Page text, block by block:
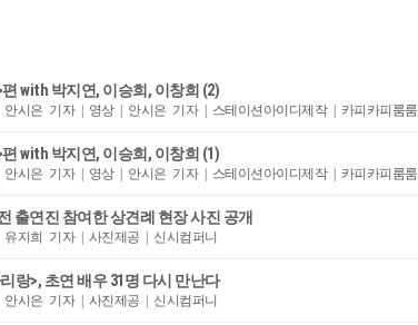
with 박지연, 이승희, 이창희 (2)
안시은 기자 | 영상 | 안시은 기자 | 스테이션아이디제작 | 카피카피룸룸
with 박지연, 이승희, 이창희 (1)
안시은 기자 | 영상 | 안시은 기자 | 스테이션아이디제작 | 카피카피룸룸
출연진 참여한 상견례 현장 사진 공개
유지희 기자 | 사진제공 | 신시컴퍼니
랑>, 초연 배우 31명 다시 만난다
안시은 기자 | 사진제공 | 신시컴퍼니